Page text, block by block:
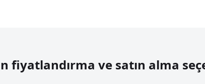
fiyatlandırma ve satın alma